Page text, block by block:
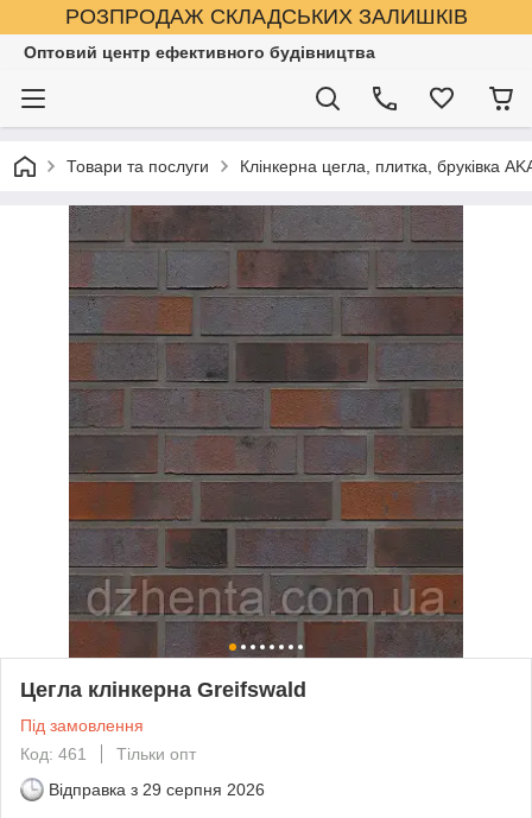
РОЗПРОДАЖ СКЛАДСЬКИХ ЗАЛИШКІВ
Оптовий центр ефективного будівництва
Товари та послуги Клінкерна цегла, плитка, бруківка
Цегла клінкерна Greifswald
Під замовлення
Код: 461
Тільки опт
Відправка з 29 серпня 2026